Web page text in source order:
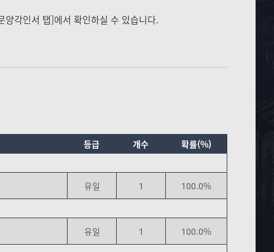
각인서 탭]에서 확인하실 수 있습니다.
등급 개수
확률(%)
유일 1
100.0%
유일 1
100.0%